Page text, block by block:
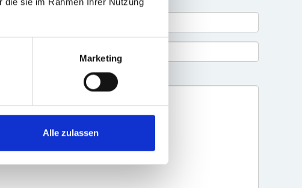
Marketing
Alle zulassen